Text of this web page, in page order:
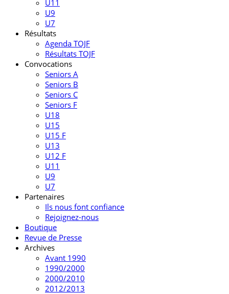
U11
U9
U7
Résultats
Agenda TOJF
Résultats TOJF
Convocations
Seniors A
Seniors B
Seniors C
Seniors F
U18
U15
U15 F
U13
U12 F
U11
U9
U7
Partenaires
Ils nous font confiance
Rejoignez-nous
Boutique
Revue de Presse
Archives
Avant 1990
1990/2000
2000/2010
2012/2013